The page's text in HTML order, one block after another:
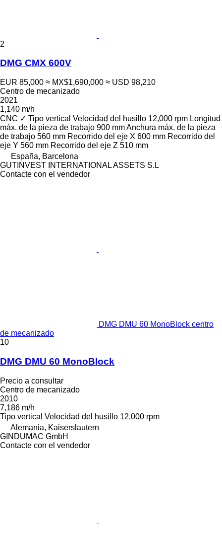
2
DMG CMX 600V
EUR 85,000 ≈ MX$1,690,000 ≈ USD 98,210
Centro de mecanizado
2021
1,140 m/h
CNC ✓ Tipo vertical Velocidad del husillo 12,000 rpm Longitud
máx. de la pieza de trabajo 900 mmAnchura máx. de la pieza
de trabajo 560 mm Recorrido del eje X 600 mm Recorrido del
eje Y 560 mm Recorrido del eje Z 510 mm
España, Barcelona
GUTINVEST INTERNATIONAL ASSETS S.L
Contacte con el vendedor
DMG DMU 60 MonoBlock centro
de mecanizado
10
DMG DMU 60 MonoBlock
Precio a consultar
Centro de mecanizado
2010
7,186 m/h
Tipo vertical Velocidad del husillo 12,000 rpm
Alemania, Kaiserslautern
GINDUMAC GmbH
Contacte con el vendedor